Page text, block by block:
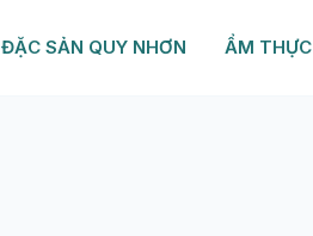
ĐẶC SẢN QUY NHƠN ẨM THỰC